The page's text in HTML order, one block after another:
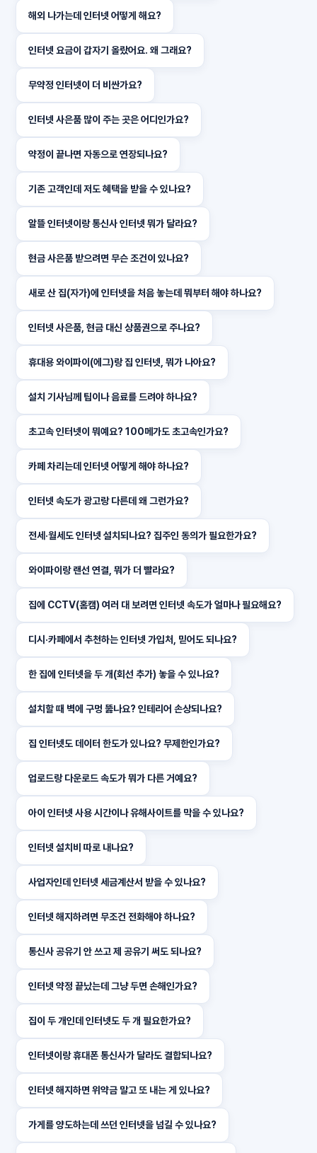
해외 나가는데 인터넷 어떻게 해요?
인터넷 요금이 갑자기 올랐어요. 왜 그래요?
무약정 인터넷이 더 비싼가요?
인터넷 사은품 많이 주는 곳은 어디인가요?
약정이 끝나면 자동으로 연장되나요?
기존 고객인데 저도 혜택을 받을 수 있나요?
알뜰 인터넷이랑 통신사 인터넷 뭐가 달라요?
현금 사은품 받으려면 무슨 조건이 있나요?
새로 산 집(자가)에 인터넷을 처음 놓는데 뭐부터 해야 하나요?
인터넷 사은품, 현금 대신 상품권으로 주나요?
휴대용 와이파이(에그)랑 집 인터넷, 뭐가 나아요?
설치 기사님께 팁이나 음료를 드려야 하나요?
초고속 인터넷이 뭐예요? 100메가도 초고속인가요?
카페 차리는데 인터넷 어떻게 해야 하나요?
인터넷 속도가 광고랑 다른데 왜 그런가요?
전세·월세도 인터넷 설치되나요? 집주인 동의가 필요한가요?
와이파이랑 랜선 연결, 뭐가 더 빨라요?
집에 CCTV(홈캠) 여러 대 보려면 인터넷 속도가 얼마나 필요해요?
디시·카페에서 추천하는 인터넷 가입처, 믿어도 되나요?
한 집에 인터넷을 두 개(회선 추가) 놓을 수 있나요?
설치할 때 벽에 구멍 뚫나요? 인테리어 손상되나요?
집 인터넷도 데이터 한도가 있나요? 무제한인가요?
업로드랑 다운로드 속도가 뭐가 다른 거예요?
아이 인터넷 사용 시간이나 유해사이트를 막을 수 있나요?
인터넷 설치비 따로 내나요?
사업자인데 인터넷 세금계산서 받을 수 있나요?
인터넷 해지하려면 무조건 전화해야 하나요?
통신사 공유기 안 쓰고 제 공유기 써도 되나요?
인터넷 약정 끝났는데 그냥 두면 손해인가요?
집이 두 개인데 인터넷도 두 개 필요한가요?
인터넷이랑 휴대폰 통신사가 달라도 결합되나요?
인터넷 해지하면 위약금 말고 또 내는 게 있나요?
가게를 양도하는데 쓰던 인터넷을 넘길 수 있나요?